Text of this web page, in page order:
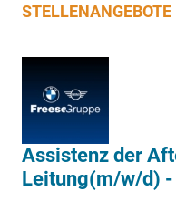
STELLENANGEBOTE
Assistenz der
Leitung(m/w/d) -